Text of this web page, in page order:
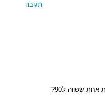
תגובה
אחת ששווה ל90?